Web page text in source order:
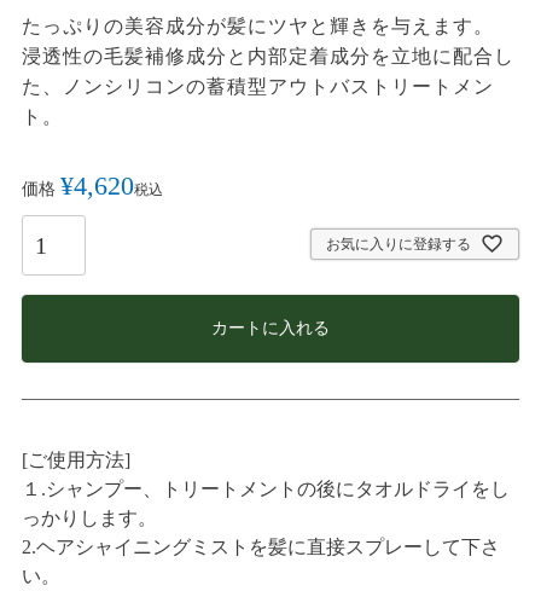
たっぷりの美容成分が髪にツヤと輝きを与えます。
浸透性の毛髪補修成分と内部定着成分を立地に配合し
た、ノンシリコンの蓄積型アウトバストリートメン
ト。
価格 ¥4,620税込
お気に入りに登録する
カートに入れる
[ご使用方法]
１.シャンプー、トリートメントの後にタオルドライをし
っかりします。
2.ヘアシャイニングミストを髪に直接スプレーして下さ
い。